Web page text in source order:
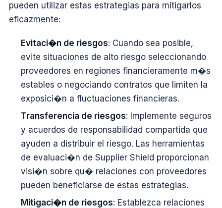
pueden utilizar estas estrategias para mitigarlos
eficazmente:
Evitaci�n de riesgos: Cuando sea posible,
evite situaciones de alto riesgo seleccionando
proveedores en regiones financieramente m�s
estables o negociando contratos que limiten la
exposici�n a fluctuaciones financieras.
Transferencia de riesgos: Implemente seguros
y acuerdos de responsabilidad compartida que
ayuden a distribuir el riesgo. Las herramientas
de evaluaci�n de Supplier Shield proporcionan
visi�n sobre qu� relaciones con proveedores
pueden beneficiarse de estas estrategias.
Mitigaci�n de riesgos: Establezca relaciones